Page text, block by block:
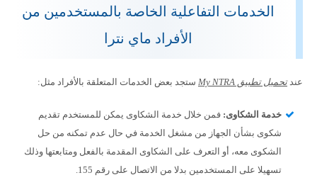
الخدمات التفاعلية الخاصة بالمستخدمين من
الأفراد ماي نترا
عندتحميل تطبيق My NTRA ستجد بعض الخدمات المتعلقة بالأفراد مثل:
خدمة الشكاوى: فمن خلال خدمة الشكاوى يمكن للمستخدم تقديم
شكوى بشأن الجهاز من مشغل الخدمة في حال عدم تمكنه من حل
الشكوى معه، أو التعرف على الشكاوى المقدمة بالفعل ومتابعتها وذلك
تسهيلا على المستخدمين بدلا من الاتصال على رقم 155.